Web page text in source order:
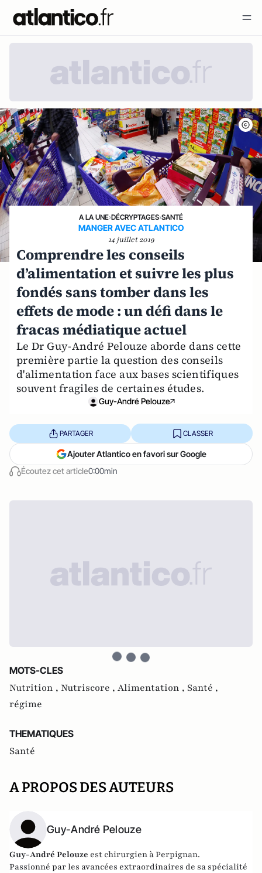
A LA UNE›DÉCRYPTAGES›SANTÉ
MANGER AVEC ATLANTICO
14 juillet 2019
Comprendre les conseils
d’alimentation et suivre les plus
fondés sans tomber dans les
effets de mode : un défi dans le
fracas médiatique actuel
Le Dr Guy-André Pelouze aborde dans cette
première partie la question des conseils
d'alimentation face aux bases scientifiques
souvent fragiles de certaines études.
Guy-André Pelouze
Écoutez cet article0:00min
PARTAGER CLASSER
Ajouter Atlantico en favori sur Google
MOTS-CLES
Nutrition , Nutriscore , Alimentation , Santé ,
régime
THEMATIQUES
Santé
A PROPOS DES AUTEURS
Guy-André Pelouze
Guy-André Pelouze est chirurgien à Perpignan.
Passionné par les avancées extraordinaires de sa spécialité